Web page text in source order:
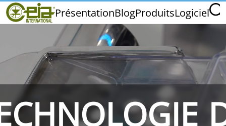
PrésentationBlogProduitsLogiciel
Home
CEIA INTERNATIONAL
Salons et Événements
THS/PH210 THS/PH210-FFV THS/